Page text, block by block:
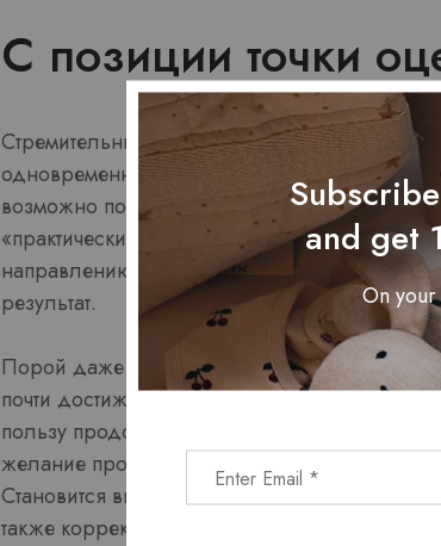
С позиции точки
Стремительный феномен «почти
одновременно анализа достижимости
возможно повысить посредством
«практически достижение» выступает
направлению усиленным шагам, ведь
результат.
Порой даже в задачах, где результат
почти достижение к возможному
пользу продолжения шагов.
желание продолжать действия, оттачивать
Становится выше концентрация фокуса,
также корректировать действия.
and get
On